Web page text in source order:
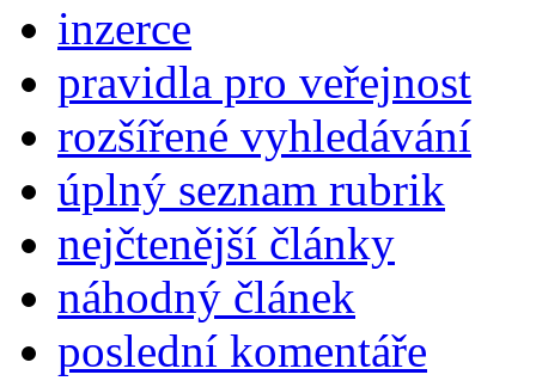
inzerce
pravidla pro veřejnost
rozšířené vyhledávání
úplný seznam rubrik
nejčtenější články
náhodný článek
poslední komentáře